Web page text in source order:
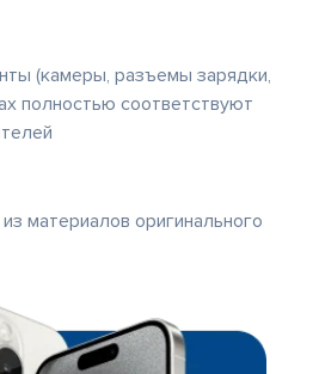
(камеры, разъемы зарядки,
полностью соответствуют
материалов оригинального